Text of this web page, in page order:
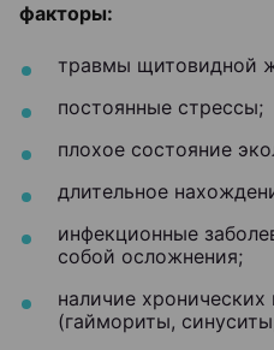
факторы:
травмы щитовидной
постоянные стрессы;
плохое состояние
длительное
инфекционные
собой осложнения;
наличие
(гаймориты,